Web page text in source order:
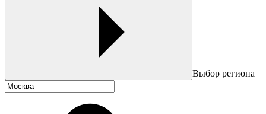
Выбор региона